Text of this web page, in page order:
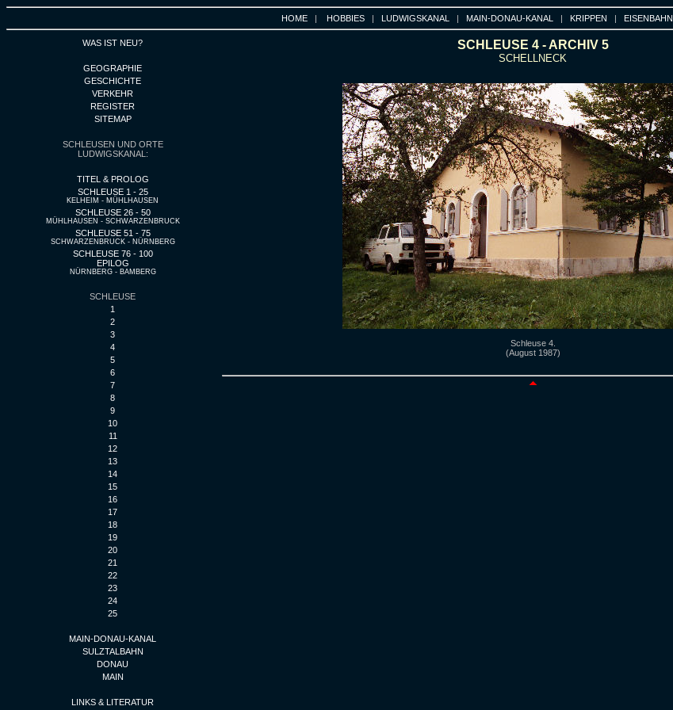
HOME | HOBBIES | LUDWIGSKANAL | MAIN-DONAU-KANAL | KRIPPEN | EISENBAHN
WAS IST NEU?
GEOGRAPHIE
GESCHICHTE
VERKEHR
REGISTER
SITEMAP
SCHLEUSEN UND ORTE
LUDWIGSKANAL:
TITEL & PROLOG
SCHLEUSE 1 - 25
KELHEIM - MÜHLHAUSEN
SCHLEUSE 26 - 50
MÜHLHAUSEN - SCHWARZENBRUCK
SCHLEUSE 51 - 75
SCHWARZENBRUCK - NÜRNBERG
SCHLEUSE 76 - 100
EPILOG
NÜRNBERG - BAMBERG
SCHLEUSE
1
2
3
4
5
6
7
8
9
10
11
12
13
14
15
16
17
18
19
20
21
22
23
24
25
MAIN-DONAU-KANAL
SULZTALBAHN
DONAU
MAIN
LINKS & LITERATUR
SCHLEUSE 4 - ARCHIV 5
SCHELLNECK
Schleuse 4.
(August 1987)